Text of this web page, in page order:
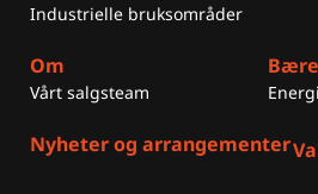
Industrielle bruksområder
Om
Vårt salgsteam
Nyheter og arrangementer